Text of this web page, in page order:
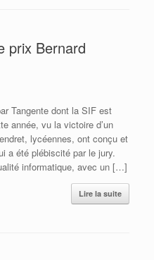
prix Bernard
Tangente dont la SIF est
année, vu la victoire d’un
lycéennes, ont conçu et
a été plébiscité par le jury.
informatique, avec un […]
Lire la suite